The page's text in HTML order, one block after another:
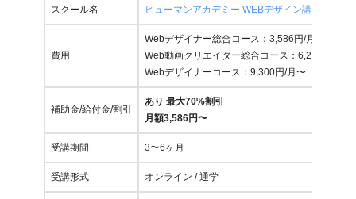
スクール名 ヒューマンアカデミー WEBデザイン講座
費用
Webデザイナー総合コース：3,586円/月〜
Web動画クリエイター総合コース：6,210円/月〜
Webデザイナーコース：9,300円/月〜
補助金/給付金/割引
あり 最大70%割引
月額3,586円〜
受講期間 3〜6ヶ月
受講形式 オンライン / 通学